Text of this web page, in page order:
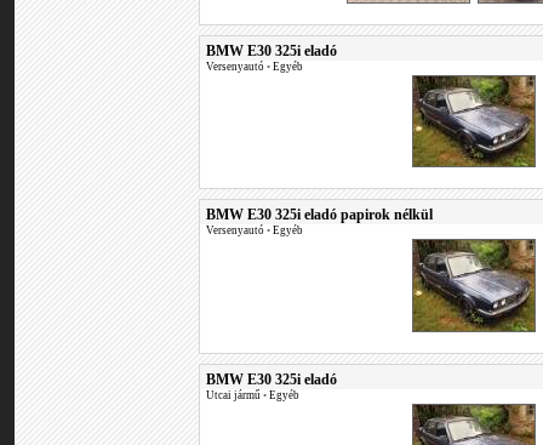
BMW E30 325i eladó
Versenyautó • Egyéb
BMW E30 325i eladó papirok nélkül
Versenyautó • Egyéb
BMW E30 325i eladó
Utcai jármű • Egyéb